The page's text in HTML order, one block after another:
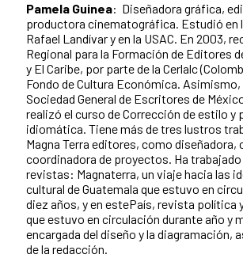
Pamela Guinea: Diseñadora gráfica,
productora cinematográfica. Estudió en
Rafael Landívar y en la USAC. En 2003,
Regional para la Formación de Editores
y El Caribe, por parte de la Cerlalc
Fondo de Cultura Económica. Asimismo,
Sociedad General de Escritores de
realizó el curso de Corrección de estilo y
idiomática. Tiene más de tres lustros
Magna Terra editores, como diseñadora,
coordinadora de proyectos. Ha trabajado
revistas: Magnaterra, un viaje hacia las
cultural de Guatemala que estuvo en
diez años, y en estePaís, revista política
que estuvo en circulación durante año y
encargada del diseño y la diagramación,
de la redacción.